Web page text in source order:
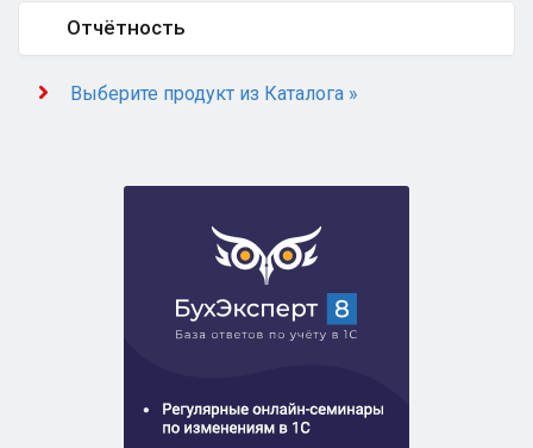
Отчётность
Выберите продукт из Каталога »